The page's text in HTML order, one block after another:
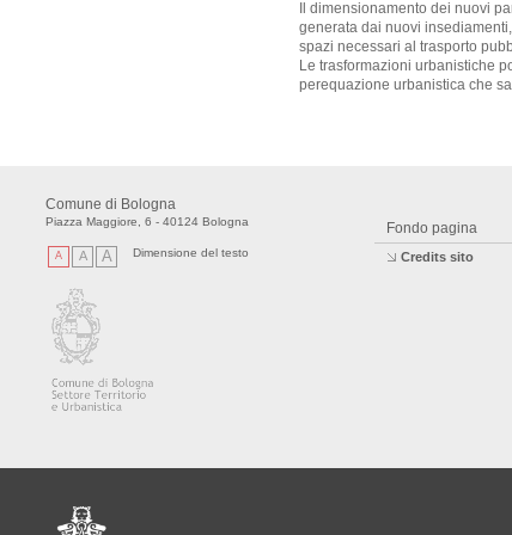
Il dimensionamento dei nuovi
generata dai nuovi
spazi necessari al trasporto
Le trasformazioni urbanistiche
perequazione urbanistica che
Comune di Bologna
Piazza Maggiore, 6 - 40124 Bologna
A A A Dimensione del testo
Fondo pagina
Credits sito